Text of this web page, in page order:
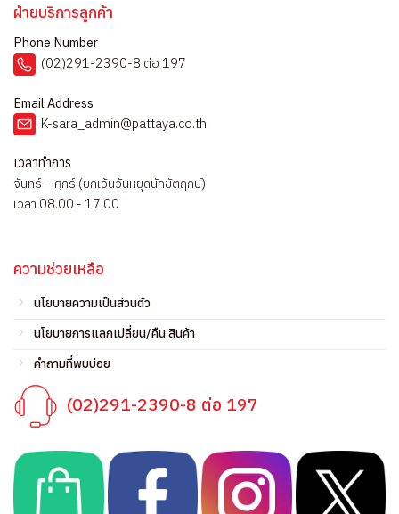
ฝ่ายบริการลูกค้า
Phone Number
(02)291-2390-8 ต่อ 197
Email Address
K-sara_admin@pattaya.co.th
เวลาทำการ
จันทร์ – ศุกร์ (ยกเว้นวันหยุดนักขัตฤกษ์)
เวลา 08.00 - 17.00
ความช่วยเหลือ
นโยบายความเป็นส่วนตัว
นโยบายการแลกเปลี่ยน/คืน สินค้า
คำถามที่พบบ่อย
(02)291-2390-8 ต่อ 197